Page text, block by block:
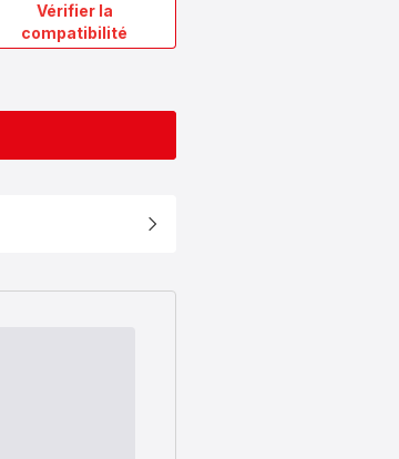
Vérifier la
compatibilité